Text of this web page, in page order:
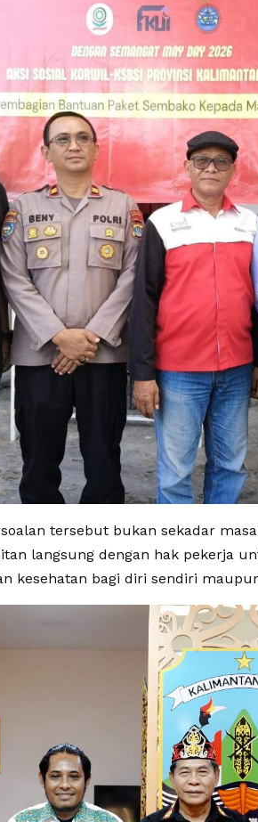
tersebut bukan sekadar
langsung dengan hak pekerja
kesehatan bagi diri sendiri